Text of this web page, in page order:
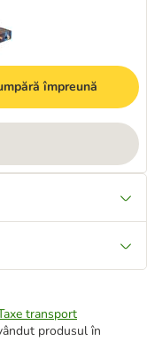
împreună
transport
produsul în